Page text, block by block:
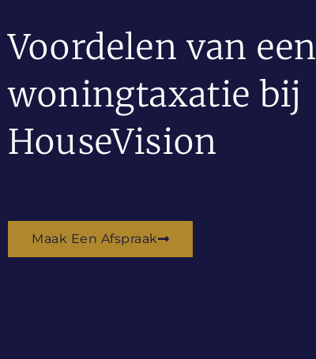
Voordelen van een
woningtaxatie bij
HouseVision
Maak Een Afspraak